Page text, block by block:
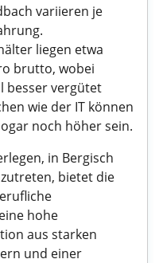
variieren je
liegen etwa
brutto, wobei
besser vergütet
wie der IT können
noch höher sein.
in Bergisch
bietet die
hohe
aus starken
und einer